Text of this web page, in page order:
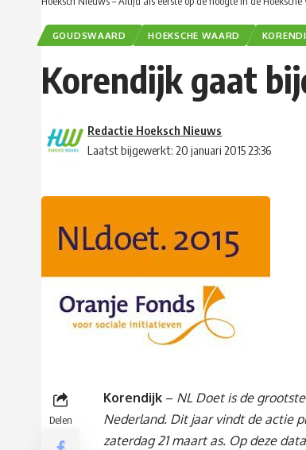
GOUDSWAARD HOEKSCHE WAARD
Korendijk gaat
Laatst bijgewerkt: 20 januari 2015 23:36
Redactie Hoeksch Nieuws
Delen
Korendijk – NL Doet is de
Nederland. Dit jaar vindt de actie
zaterdag 21 maart as. Op deze